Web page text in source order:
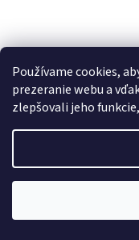
Používame cookies,
prezeranie webu a
zlepšovali jeho
€10